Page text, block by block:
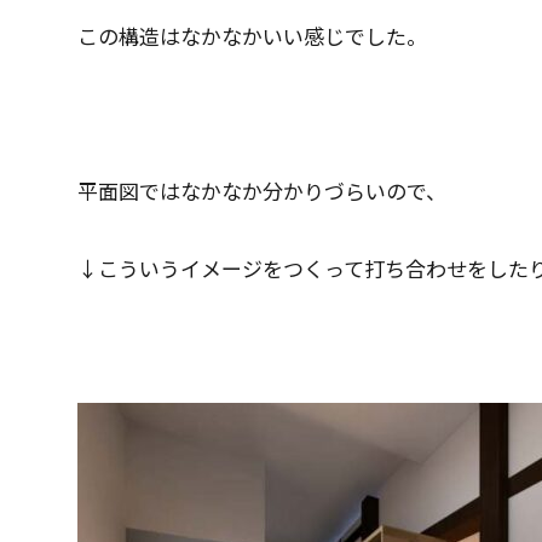
この構造はなかなかいい感じでした。
平面図ではなかなか分かりづらいので、
↓こういうイメージをつくって打ち合わせをした